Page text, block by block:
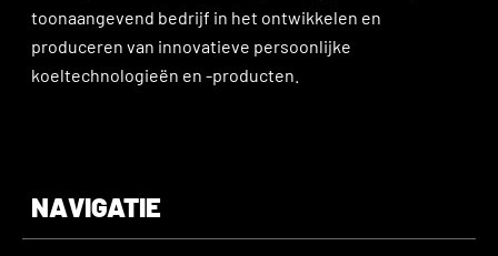
toonaangevend bedrijf in het ontwikkelen en
produceren van innovatieve persoonlijke
koeltechnologieën en -producten.
NAVIGATIE